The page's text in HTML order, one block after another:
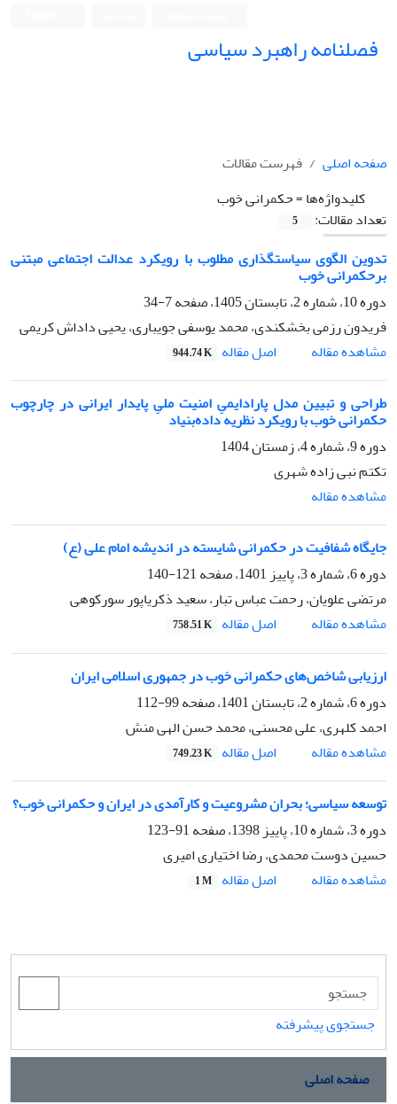
فصلنامه راهبرد سیاسی
صفحه اصلی
فهرست مقالات
کلیدواژه‌ها =حکمرانی خوب
تعداد مقالات:
5
تدوین الگوی سیاستگذاری مطلوب با رویکرد عدالت اجتماعی مبتنی
برحکمرانی خوب
دوره 10، شماره 2، تابستان 1405، صفحه
7-34
فریدون رزمی بخشکندی، محمد یوسفی جویباری، یحیی داداش کریمی
مشاهده مقاله
اصل مقاله 944.74 K
طراحی و تبیین مدل پارادایمیِ امنیت ملیِ پایدار ایرانی در چارچوب
حکمرانی خوب با رویکرد نظریه داده‌بنیاد
دوره 9، شماره 4، زمستان 1404
تکتم نبی زاده شهری
مشاهده مقاله
جایگاه شفافیت در حکمرانی شایسته در اندیشه امام علی (ع)
دوره 6، شماره 3، پاییز 1401، صفحه
121-140
مرتضی علویان، رحمت عباس تبار، سعید ذکریاپور سورکوهی
مشاهده مقاله
اصل مقاله 758.51 K
ارزیابی شاخص‌های حکمرانی خوب در جمهوری اسلامی ایران
دوره 6، شماره 2، تابستان 1401، صفحه
99-112
احمد کلهری، علی محسنی، محمد حسن الهی منش
مشاهده مقاله
اصل مقاله 749.23 K
توسعه سیاسی؛ بحران مشروعیت و کارآمدی در ایران و حکمرانی خوب؟
دوره 3، شماره 10، پاییز 1398، صفحه
91-123
حسین دوست محمدی، رضا اختیاری امیری
مشاهده مقاله
اصل مقاله 1 M
جستجوی پیشرفته
صفحه اصلی